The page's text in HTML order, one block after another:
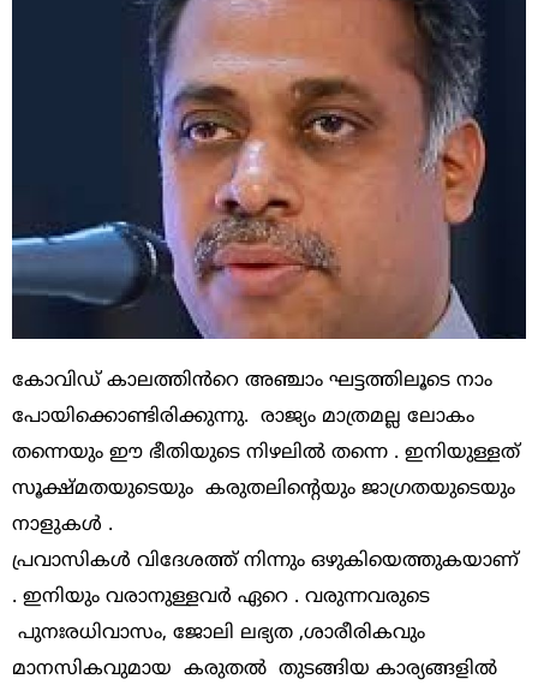
കോവിഡ് കാലത്തിൻറെ അഞ്ചാം ഘട്ടത്തിലൂടെ നാം
പോയിക്കൊണ്ടിരിക്കുന്നു. രാജ്യം മാത്രമല്ല ലോകം
തന്നെയും ഈ ഭീതിയുടെ നിഴലിൽ തന്നെ . ഇനിയുള്ളത്
സൂക്ഷ്മതയുടെയും കരുതലിന്റെയും ജാഗ്രതയുടെയും
നാളുകൾ .
പ്രവാസികൾ വിദേശത്ത് നിന്നും ഒഴുകിയെത്തുകയാണ്
. ഇനിയും വരാനുള്ളവർ ഏറെ . വരുന്നവരുടെ
പുനഃരധിവാസം, ജോലി ലഭ്യത ,ശാരീരികവും
മാനസികവുമായ കരുതൽ തുടങ്ങിയ കാര്യങ്ങളിൽ